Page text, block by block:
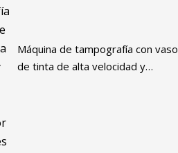
Máquina de tampografía con vaso
de tinta de alta velocidad y